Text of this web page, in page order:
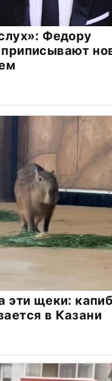
Федору
эти щеки:
в Казани